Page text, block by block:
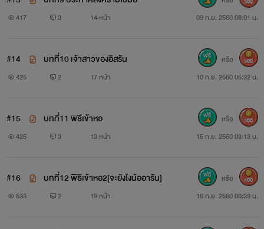
417 3 14 หน้า 09 ก.ย. 2560 08:01 น.
#14 บทที่10 เจ้าสาวของอิสรัน
425 2 17 หน้า 10 ก.ย. 2560 05:32 น.
หรือ 300
#15 บทที่11 พิธีเข้าหอ
425 3 13 หน้า 15 ก.ย. 2560 03:13 น.
หรือ 300
#16 บทที่12 พิธีเข้าหอ2[จะยังไงน้ออารัน]
533 2 19 หน้า 16 ก.ย. 2560 00:39 น.
หรือ 400